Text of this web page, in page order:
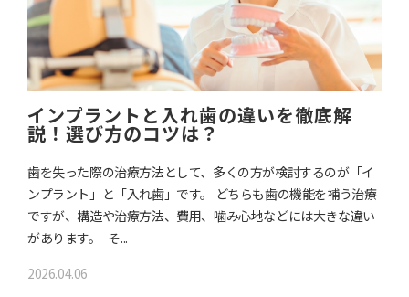
インプラントと入れ歯の違いを徹底解
説！選び方のコツは？
歯を失った際の治療方法として、多くの方が検討するのが「イ
ンプラント」と「入れ歯」です。 どちらも歯の機能を補う治療
ですが、構造や治療方法、費用、噛み心地などには大きな違い
があります。 そ...
2026.04.06